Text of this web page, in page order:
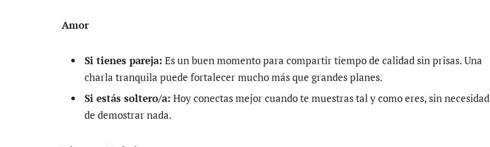
Amor
Si tienes pareja: Es un buen momento para compartir tiempo de calidad sin prisas. Una
charla tranquila puede fortalecer mucho más que grandes planes.
Si estás soltero/a: Hoy conectas mejor cuando te muestras tal y como eres, sin necesidad
de demostrar nada.